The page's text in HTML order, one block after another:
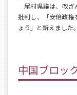
尾村県議は、改ざ
批判し、「安倍政権
ょう」と訴えました。
中国ブロッ